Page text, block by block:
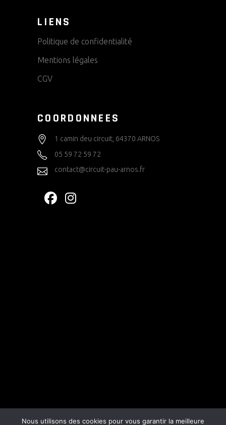
LIENS
Politique de confidentialité
Mentions légales
CGV
COORDONNEES
1 camin deu circuit, 64370 ARNOS
05 59 72 59 72
contact@circuit-pau-arnos.fr
Nous utilisons des cookies pour vous garantir la meilleure